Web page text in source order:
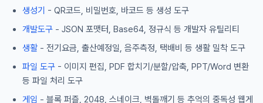
생성기 - QR코드, 비밀번호, 바코드 등 생성 도구
개발도구 - JSON 포맷터, Base64, 정규식 등 개발자 유틸리티
생활 - 전기요금, 출산예정일, 음주측정, 택배비 등 생활 밀착 도구
파일 도구 - 이미지 편집, PDF 합치기/분할/압축, PPT/Word 변환
등 파일 처리 도구
게임 - 블록 퍼즐, 2048, 스네이크, 벽돌깨기 등 추억의 중독성 웹게